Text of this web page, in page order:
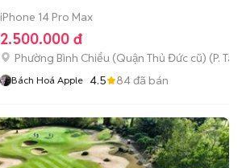
iPhone 14 Pro Max
2.500.000 đ
Phường Bình Chiểu (Quận Thủ Đức cũ) (P.
Bách Hoá Apple 4.5 84đã bán